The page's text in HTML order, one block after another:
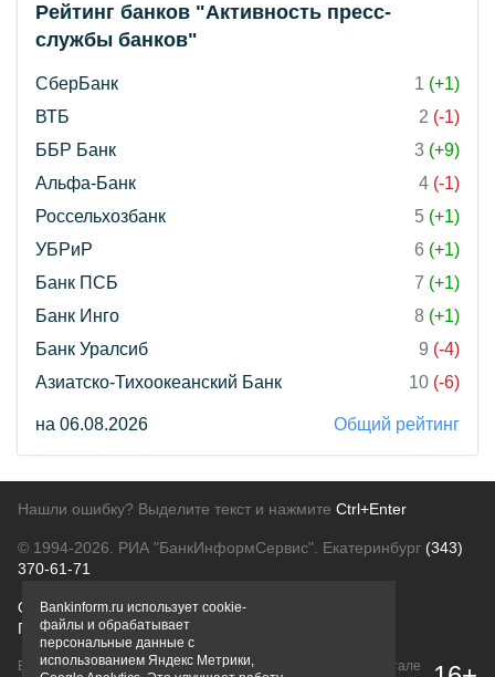
Рейтинг банков "Активность пресс-
службы банков"
СберБанк 1 (+1)
ВТБ
2 (-1)
ББР Банк
3 (+9)
Альфа-Банк
4 (-1)
Россельхозбанк
5 (+1)
УБРиР
6 (+1)
Банк ПСБ
7 (+1)
Банк Инго
8 (+1)
Банк Уралсиб
9 (-4)
Азиатско-Тихоокеанский Банк
10 (-6)
на 06.08.2026 Общий рейтинг
Нашли ошибку? Выделите текст и нажмите Ctrl+Enter
© 1994-2026. РИА "БанкИнформСервис". Екатеринбург (343)
370-61-71
О проектеПолитика конфиденциальности
Правовая информацияДля рекламодателей
Вся информация о продуктах банков, размещенная на портале
Bankinform.ru использует cookie-
файлы и обрабатывает
персональные данные с
использованием Яндекс Метрики,